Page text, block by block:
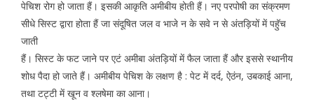
पेचिश रोग हो जाता हैं। इसकी आकृति अमीबीय होती हैं। नए परपोषी का संक्रमण
सीधे सिस्ट द्वारा होता हैं जा संदूषित जल व भाजे न के सवे न से अंतड़ियों में पहुॅच
जाती
हैं। सिस्ट के फट जाने पर एटं अमीबा अंतड़ियों में फैल जाता हैं और इससे स्थानीय
शोध पैदा हो जाते हैं। अमीबीय पेचिश के लक्षण है : पेट में दर्द, ऐठंन, उबकाई आना,
तथा टट्टी में खून व श्लषेमा का आना।